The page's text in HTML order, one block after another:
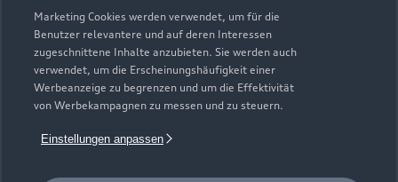
Marketing Cookies werden verwendet, um für die
Benutzer relevantere und auf deren Interessen
zugeschnittene Inhalte anzubieten. Sie werden auch
verwendet, um die Erscheinungshäufigkeit einer
Werbeanzeige zu begrenzen und um die Effektivität
von Werbekampagnen zu messen und zu steuern.
Einstellungen anpassen
Universal-Reinigungstuch
Für einen glänzenden Eindruck.
Zur Audi Shopping World